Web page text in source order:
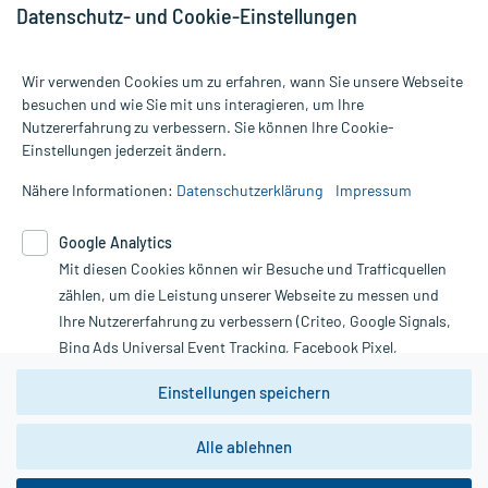
Alle Preise gelten inkl. MwSt., ggf. zzgl. Versandkosten
Informationen auf dieser Website werden ausschließlich für
die Untersuchung und Behandlung durch einen Arzt. Bitte
Therapien eingeleitet werden können. | Diese Webseite benutzt
Google Analytics. Lesen Sie bitte dazu die wichtigen Hinweise in
unserer Datenschutzerklärung. Für den Widerruf einer Bestellung
nutzen Sie das Formular:
Vertrag widerrufen
*Hinweise zu unseren Aktionen und Bewertungen
Datenschutz- und Cookie-Einstellungen
Wir verwenden Cookies um zu erfahren, wann Sie unsere Webseite
besuchen und wie Sie mit uns interagieren, um Ihre
Nutzererfahrung zu verbessern. Sie können Ihre Cookie-
Einstellungen jederzeit ändern.
Nähere Informationen: Datenschutzerklärung Impressum
Google Analytics
Mit diesen Cookies können wir Besuche und Trafficquellen
zählen, um die Leistung unserer Webseite zu messen und
Ihre Nutzererfahrung zu verbessern (Criteo, Google Signals,
Bing Ads Universal Event Tracking, Facebook Pixel,
Youtube-Social Plugin).
Wir weisen darauf hin, dass die
zwingend den Europäischen Anforderungen gem. EU-
DSGVO genügen und ein Datentransfer in Drittstaaten bzw.
Einstellungen speichern
Alle ablehnen